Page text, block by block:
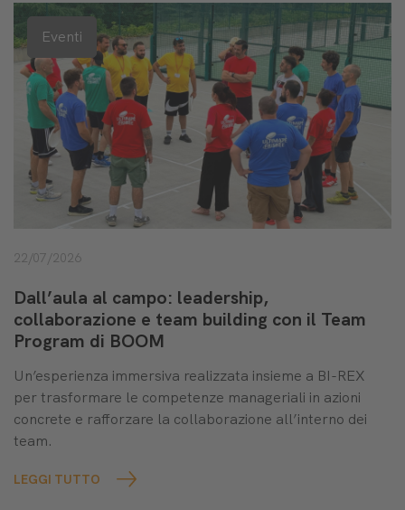
Eventi
22/07/2026
Dall’aula al campo: leadership,
collaborazione e team building con il Team
Program di BOOM
Un’esperienza immersiva realizzata insieme a BI-REX
per trasformare le competenze manageriali in azioni
concrete e rafforzare la collaborazione all’interno dei
team.
LEGGI TUTTO